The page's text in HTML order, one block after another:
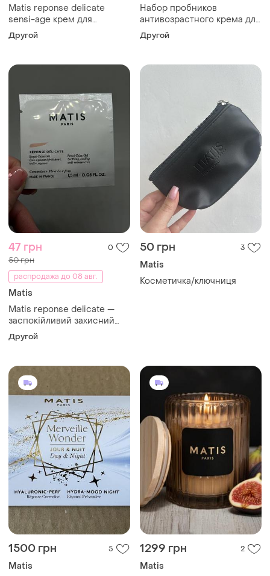
Matis reponse delicate
sensi-age крем для
обличчя, 1.5 мл
Другой
Набор пробников
антивозрастного крема для
лица matis - reponse
delicate sensi-age 3×1,5 мл
Другой
47 грн 0
50 грн
распродажа до 08 авг.
Matis
Matis reponse delicate —
заспокійливий захисний
гель проти запалень,
пробний зразок, 1,5 мл;
Другой
50 грн 3
Matis
Косметичка/ключниця
1500 грн 5
Matis
1299 грн 2
Matis